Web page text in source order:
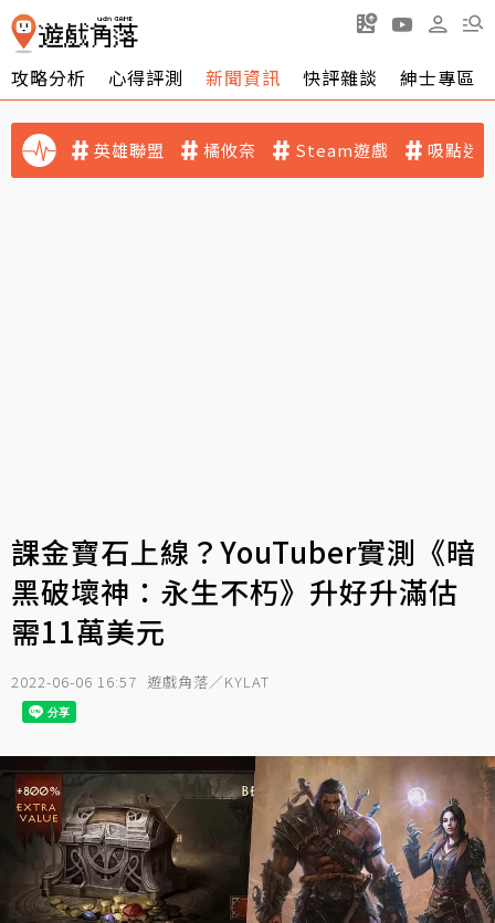
攻略分析 心得評測 新聞資訊 快評雜談 紳士專區
英雄聯盟 橘攸奈 Steam遊戲 吸點迷
課金寶石上線？YouTuber實測《暗
黑破壞神：永生不朽》升好升滿估
需11萬美元
2022-06-06 16:57 遊戲角落／KYLAT